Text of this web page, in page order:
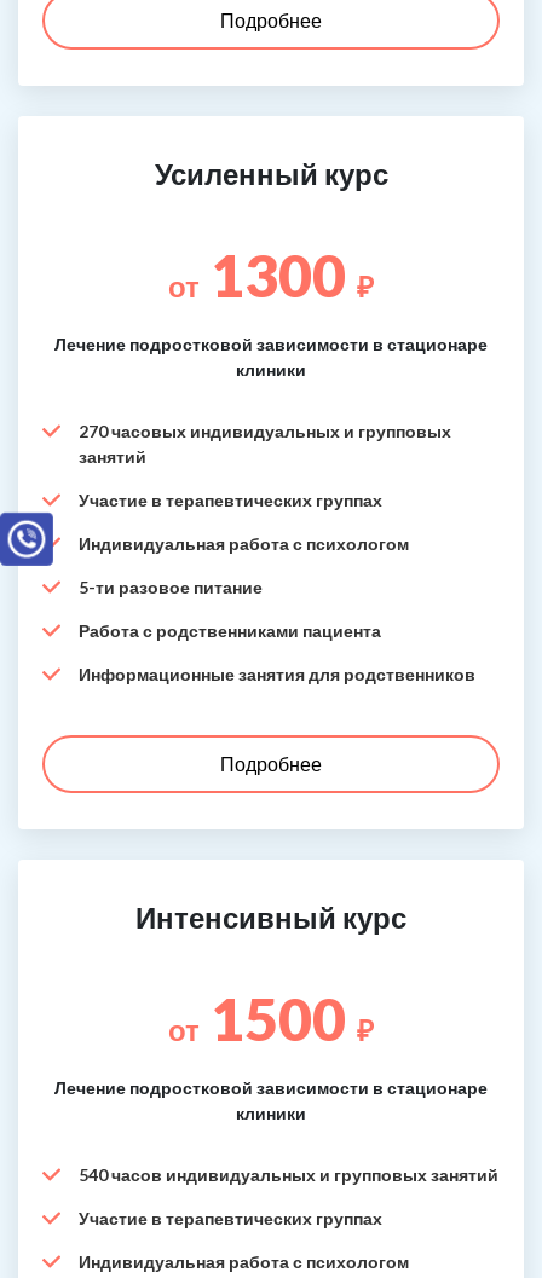
Подробнее
Усиленный курс
от 1300 ₽
Лечение подростковой зависимости в стационаре
клиники
270 часовых индивидуальных и групповых
занятий
Участие в терапевтических группах
Индивидуальная работа с психологом
5-ти разовое питание
Работа с родственниками пациента
Информационные занятия для родственников
Подробнее
Интенсивный курс
от 1500 ₽
Лечение подростковой зависимости в стационаре
клиники
540 часов индивидуальных и групповых занятий
Участие в терапевтических группах
Индивидуальная работа с психологом